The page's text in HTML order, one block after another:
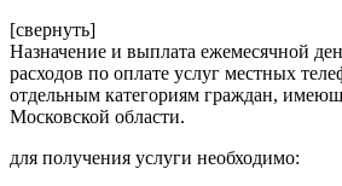
[свернуть]
Назначение и выплата ежемесячной
расходов по оплате услуг местных
отдельным категориям граждан,
Московской области.
для получения услуги необходимо: